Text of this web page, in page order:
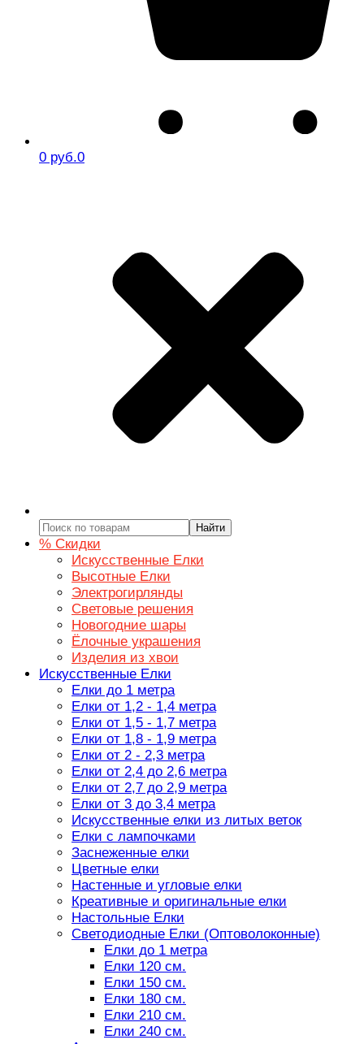
0 руб.0
Найти
% Скидки
Искусственные Елки
Высотные Елки
Электрогирлянды
Световые решения
Новогодние шары
Ёлочные украшения
Изделия из хвои
Искусственные Елки
Елки до 1 метра
Елки от 1,2 - 1,4 метра
Елки от 1,5 - 1,7 метра
Елки от 1,8 - 1,9 метра
Елки от 2 - 2,3 метра
Елки от 2,4 до 2,6 метра
Елки от 2,7 до 2,9 метра
Елки от 3 до 3,4 метра
Искусственные елки из литых веток
Елки с лампочками
Заснеженные елки
Цветные елки
Настенные и угловые елки
Креативные и оригинальные елки
Настольные Елки
Светодиодные Елки (Оптоволоконные)
Елки до 1 метра
Елки 120 см.
Елки 150 см.
Елки 180 см.
Елки 210 см.
Елки 240 см.